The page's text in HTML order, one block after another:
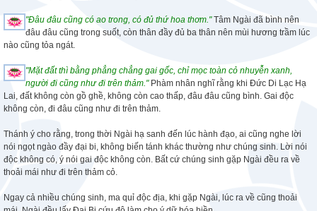
"Đâu đâu cũng có ao trong, có đủ thứ hoa thơm."Tâm Ngài đã bình nên
đâu đâu cũng trong suốt, còn thân đầy đủ ba thân nên mùi hương trầm lúc
nào cũng tỏa ngát.
"Mặt đất thì bằng phẳng chẳng gai gốc, chỉ mọc toàn cỏ nhuyễn xanh,
người đi cũng như đi trên thảm."Phàm nhân nghĩ rằng khi Đức Di Lạc Hạ
Lai, đất không còn gồ ghề, không còn cao thấp, đâu đâu cũng bình. Gai độc
không còn, đi đâu cũng như đi trên thảm.
Thánh ý cho rằng, trong thời Ngài hạ sanh đến lúc hành đạo, ai cũng nghe lời
nói ngọt ngào đầy đại bi, không biến tánh khác thường như chúng sinh. Lời nói
độc không có, ý nói gai độc không còn. Bất cứ chúng sinh gặp Ngài đều ra về
thoải mái như đi trên thảm cỏ.
Ngay cả nhiều chúng sinh, ma quỉ độc địa, khi gặp Ngài, lúc ra về cũng thoải